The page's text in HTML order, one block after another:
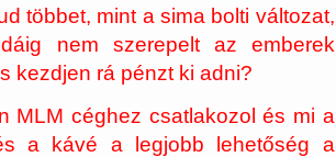
többet, mint a sima bolti változat,
nem szerepelt az emberek
kezdjen rá pénzt ki adni?
MLM céghez csatlakozol és mi a
a kávé a legjobb lehetőség a